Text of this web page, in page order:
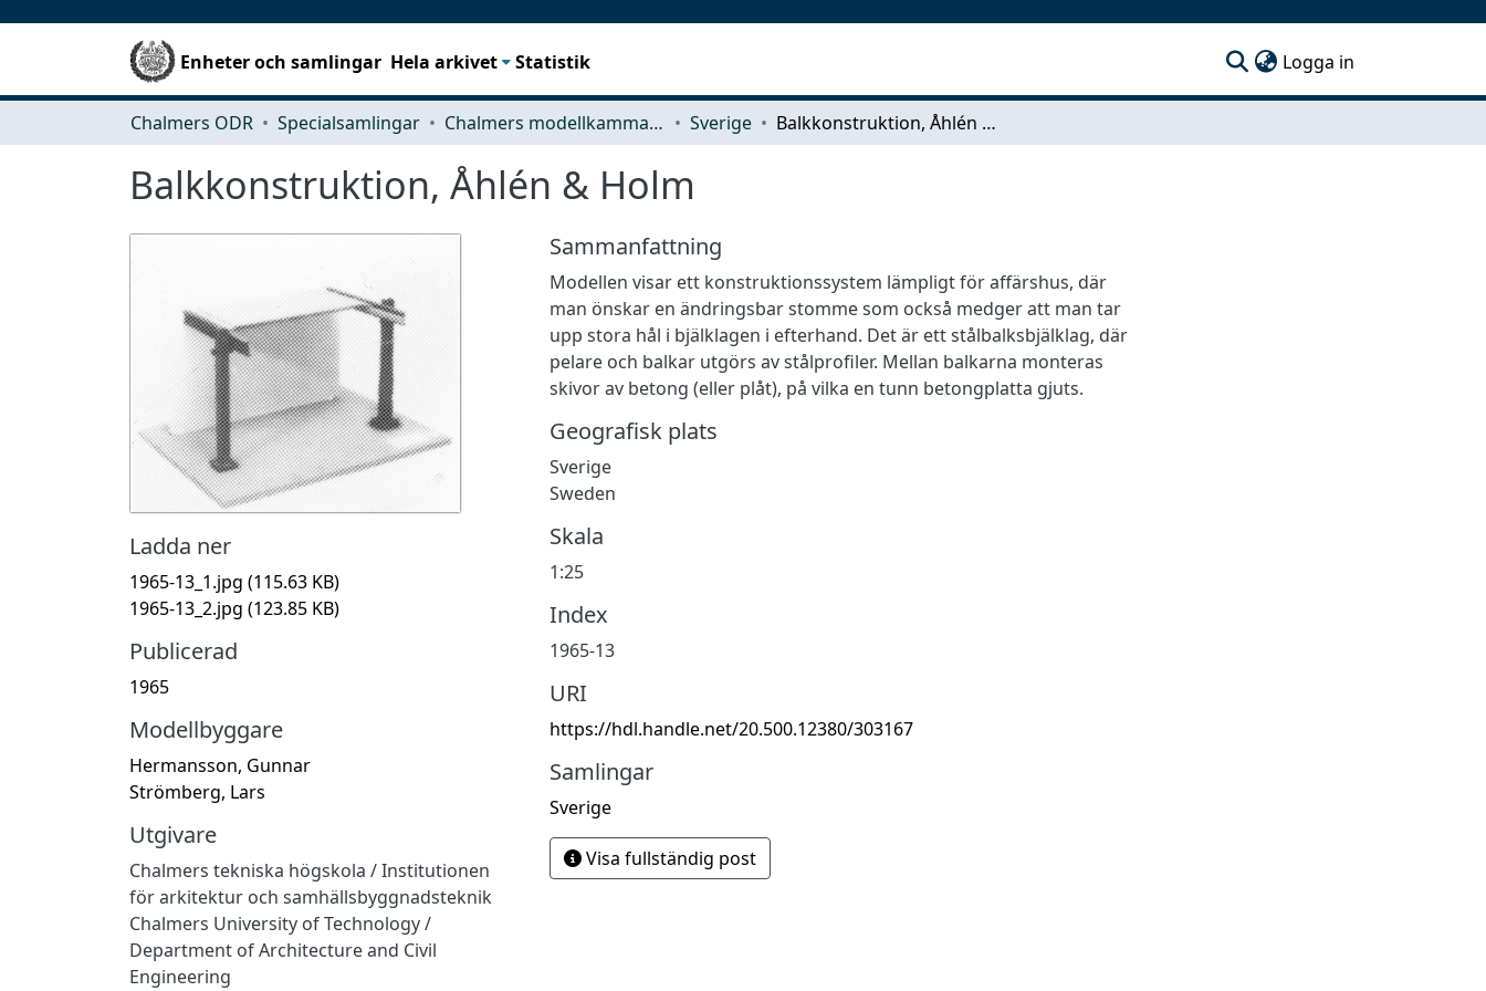
Enheter och samlingar Hela arkivet Statistik Logga in
Chalmers ODR Specialsamlingar Chalmers modellkammare Sverige Balkkonstruktion, Åhlén & Holm
Balkkonstruktion, Åhlén & Holm
Ladda ner
1965-13_1.jpg (115.63 KB)
1965-13_2.jpg (123.85 KB)
Publicerad
1965
Modellbyggare
Hermansson, Gunnar
Strömberg, Lars
Utgivare
Chalmers tekniska högskola / Institutionen
för arkitektur och samhällsbyggnadsteknik
Chalmers University of Technology /
Department of Architecture and Civil
Engineering
Sammanfattning
Modellen visar ett konstruktionssystem lämpligt för affärshus, där
man önskar en ändringsbar stomme som också medger att man tar
upp stora hål i bjälklagen i efterhand. Det är ett stålbalksbjälklag, där
pelare och balkar utgörs av stålprofiler. Mellan balkarna monteras
skivor av betong (eller plåt), på vilka en tunn betongplatta gjuts.
Geografisk plats
Sverige
Sweden
Skala
1:25
Index
1965-13
URI
https://hdl.handle.net/20.500.12380/303167
Samlingar
Sverige
Visa fullständig post